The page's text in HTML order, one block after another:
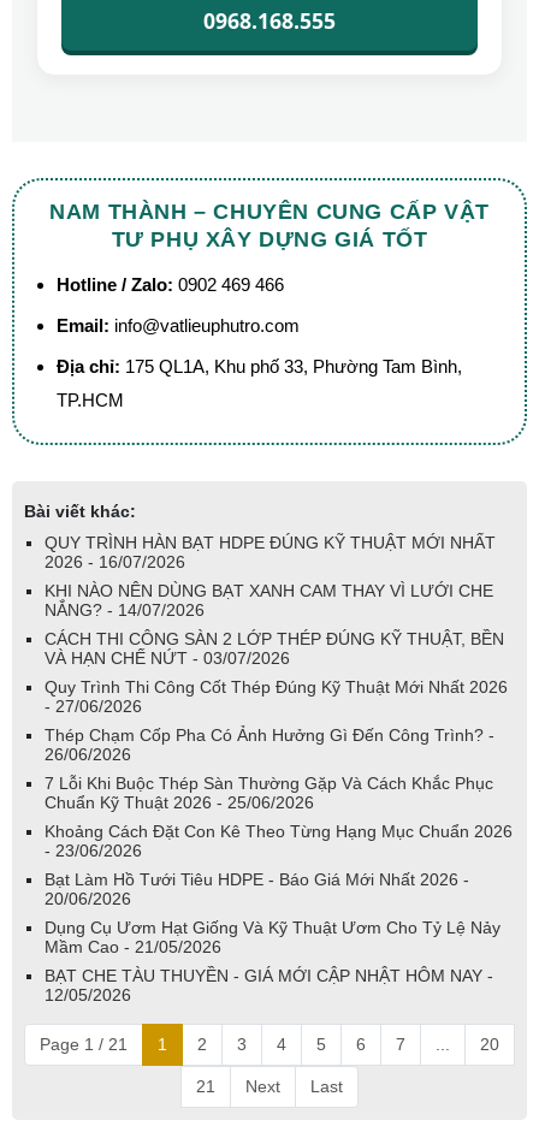
0968.168.555
NAM THÀNH – CHUYÊN CUNG CẤP VẬT
TƯ PHỤ XÂY DỰNG GIÁ TỐT
Hotline / Zalo: 0902 469 466
Email: info@vatlieuphutro.com
Địa chỉ: 175 QL1A, Khu phố 33, Phường Tam Bình,
TP.HCM
Bài viết khác:
QUY TRÌNH HÀN BẠT HDPE ĐÚNG KỸ THUẬT MỚI NHẤT
2026 - 16/07/2026
KHI NÀO NÊN DÙNG BẠT XANH CAM THAY VÌ LƯỚI CHE
NẮNG? - 14/07/2026
CÁCH THI CÔNG SÀN 2 LỚP THÉP ĐÚNG KỸ THUẬT, BỀN
VÀ HẠN CHẾ NỨT - 03/07/2026
Quy Trình Thi Công Cốt Thép Đúng Kỹ Thuật Mới Nhất 2026
- 27/06/2026
Thép Chạm Cốp Pha Có Ảnh Hưởng Gì Đến Công Trình? -
26/06/2026
7 Lỗi Khi Buộc Thép Sàn Thường Gặp Và Cách Khắc Phục
Chuẩn Kỹ Thuật 2026 - 25/06/2026
Khoảng Cách Đặt Con Kê Theo Từng Hạng Mục Chuẩn 2026
- 23/06/2026
Bạt Làm Hồ Tưới Tiêu HDPE - Báo Giá Mới Nhất 2026 -
20/06/2026
Dụng Cụ Ươm Hạt Giống Và Kỹ Thuật Ươm Cho Tỷ Lệ Nảy
Mầm Cao - 21/05/2026
BẠT CHE TÀU THUYỀN - GIÁ MỚI CẬP NHẬT HÔM NAY -
12/05/2026
Page 1 / 21 1 2 3 4 5 6 7 ... 20
21 Next Last